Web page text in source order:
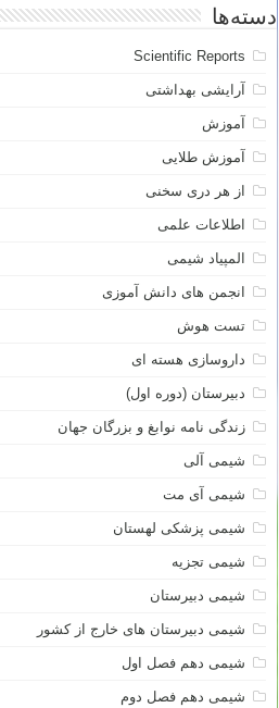
دسته‌ها
Scientific Reports
آرایشی بهداشتی
آموزش
آموزش طلایی
از هر دری سخنی
اطلاعات علمی
المپیاد شیمی
انجمن های دانش آموزی
تست هوش
داروسازی هسته ای
دبیرستان (دوره اول)
زندگی نامه نوابغ و بزرگان جهان
شیمی آلی
شیمی آی مت
شیمی پزشکی لهستان
شیمی تجزیه
شیمی دبیرستان
شیمی دبیرستان های خارج از کشور
شیمی دهم فصل اول
شیمی دهم فصل دوم